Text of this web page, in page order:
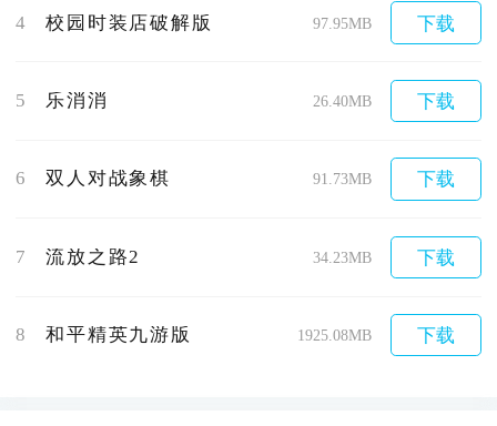
4 校园时装店破解版 97.95MB 下载
5 乐消消 26.40MB 下载
6 双人对战象棋 91.73MB 下载
7 流放之路2 34.23MB 下载
8 和平精英九游版 1925.08MB 下载